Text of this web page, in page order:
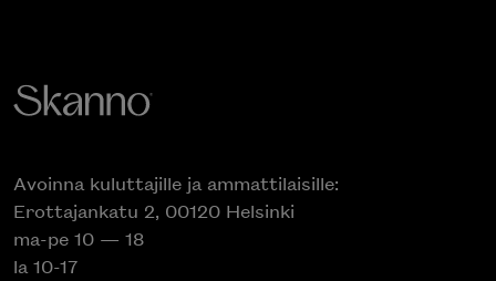
Avoinna kuluttajille ja ammattilaisille:
Erottajankatu 2, 00120 Helsinki
ma-pe 10 — 18
la 10-17